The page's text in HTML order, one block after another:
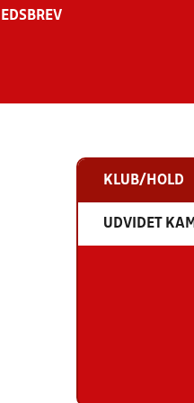
KLUB/HOLD
UDVIDET